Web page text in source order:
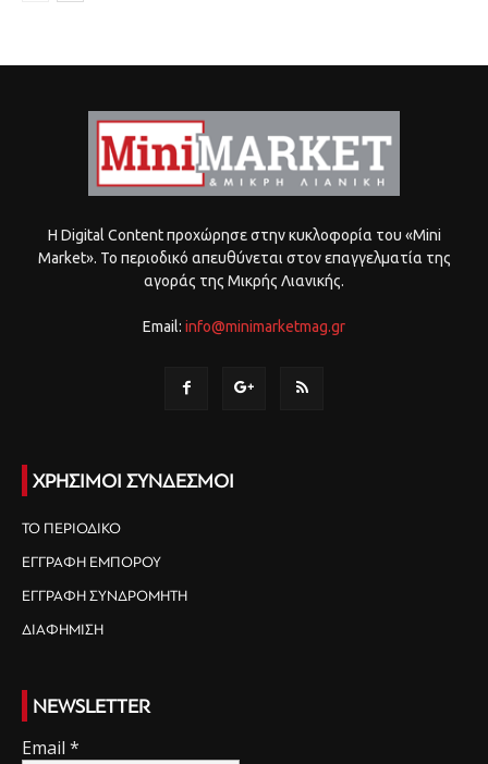
Η Digital Content προχώρησε στην κυκλοφορία του «Mini
Market». Το περιοδικό απευθύνεται στον επαγγελματία της
αγοράς της Μικρής Λιανικής.
Email: info@minimarketmag.gr
ΧΡΗΣΙΜΟΙ ΣΥΝΔΕΣΜΟΙ
ΤΟ ΠΕΡΙΟΔΙΚΟ
ΕΓΓΡΑΦΗ ΕΜΠΟΡΟΥ
ΕΓΓΡΑΦΗ ΣΥΝΔΡΟΜΗΤΗ
ΔΙΑΦΗΜΙΣΗ
NEWSLETTER
Email *